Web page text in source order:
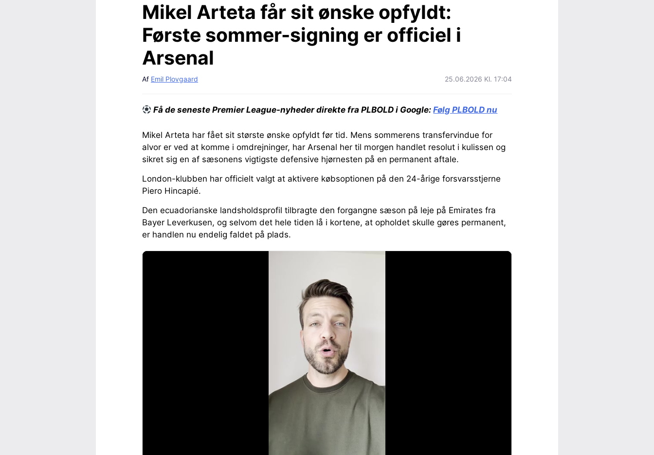
Mikel Arteta får sit ønske opfyldt:
Første sommer-signing er officiel i
Arsenal
Af Emil Plovgaard 25.06.2026 Kl. 17:04
Få de seneste Premier League-nyheder direkte fra PLBOLD i Google:Følg PLBOLD nu
Mikel Arteta har fået sit største ønske opfyldt før tid. Mens sommerens transfervindue for
alvor er ved at komme i omdrejninger, har Arsenal her til morgen handlet resolut i kulissen og
sikret sig en af sæsonens vigtigste defensive hjørnesten på en permanent aftale.
London-klubben har officielt valgt at aktivere købsoptionen på den 24-årige forsvarsstjerne
Piero Hincapié.
Den ecuadorianske landsholdsprofil tilbragte den forgangne sæson på leje på Emirates fra
Bayer Leverkusen, og selvom det hele tiden lå i kortene, at opholdet skulle gøres permanent,
er handlen nu endelig faldet på plads.